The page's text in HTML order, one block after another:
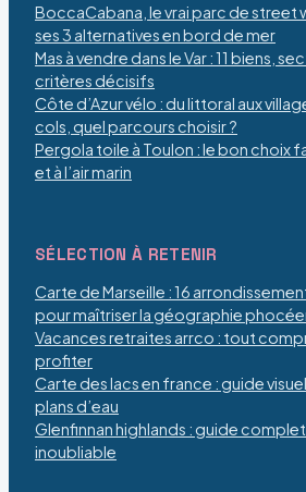
BoccaCabana, le vrai parc de street
ses 3 alternatives en bord de mer
Mas à vendre dans le Var : 11 biens,
critères décisifs
Côte d’Azur vélo : du littoral aux
cols, quel parcours choisir ?
Pergola toile à Toulon : le bon choix
et à l’air marin
SÉLECTION À RETENIR
Carte de Marseille : 16
pour maîtriser la géographie
Vacances retraites arrco : tout
profiter
Carte des lacs en france : guide
plans d’eau
Glenfinnan highlands : guide
inoubliable